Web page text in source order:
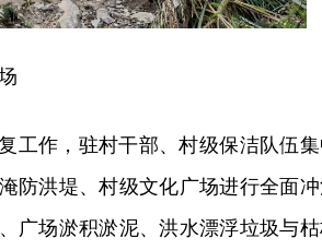
工作，驻村干部、村级保洁队伍
防洪堤、村级文化广场进行全面
广场淤积淤泥、洪水漂浮垃圾与